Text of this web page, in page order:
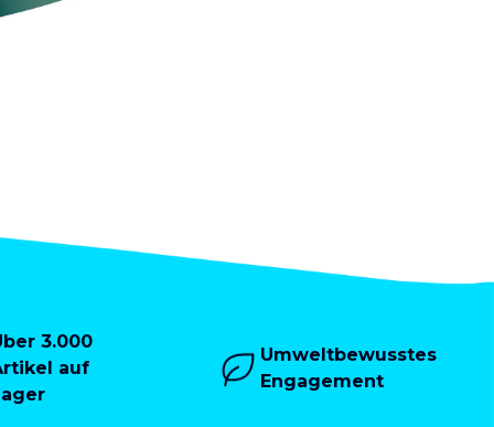
3.000
auf
Umweltbewusstes
Engagement